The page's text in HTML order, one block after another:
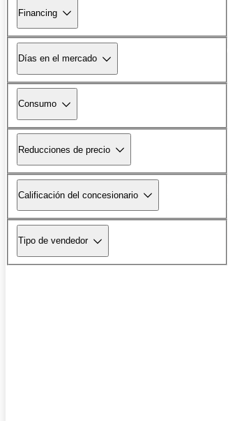
Financing
Días en el mercado
Consumo
Reducciones de precio
Calificación del concesionario
Tipo de vendedor